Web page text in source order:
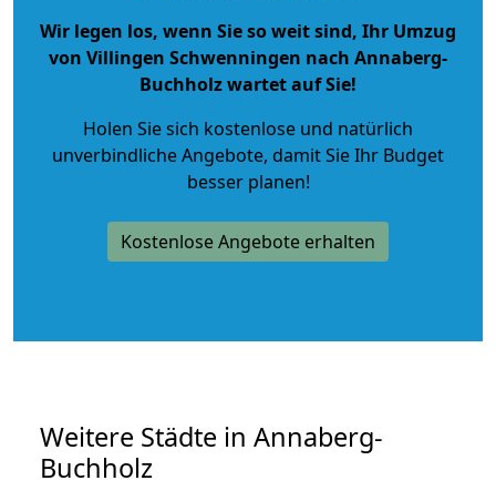
Wir legen los, wenn Sie so weit sind, Ihr Umzug
von Villingen Schwenningen nach Annaberg-
Buchholz wartet auf Sie!
Holen Sie sich kostenlose und natürlich
unverbindliche Angebote, damit Sie Ihr Budget
besser planen!
Kostenlose Angebote erhalten
Weitere Städte in Annaberg-
Buchholz